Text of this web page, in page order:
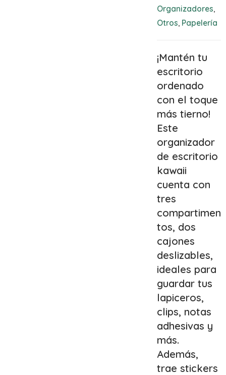
Organizadores
Otros Papelería
¡Mantén tu
escritorio
ordenado
con el toque
más tierno!
Este
organizador
de escritorio
kawaii
cuenta con
tres
compartimen
tos, dos
cajones
deslizables,
ideales para
guardar tus
lapiceros,
clips, notas
adhesivas y
más.
Además,
trae stickers